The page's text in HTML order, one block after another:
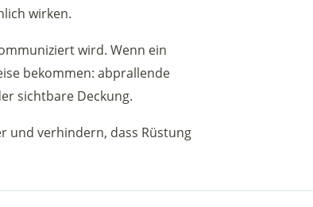
wirken.
wird. Wenn ein
bekommen: abprallende
sichtbare Deckung.
und verhindern, dass Rüstung